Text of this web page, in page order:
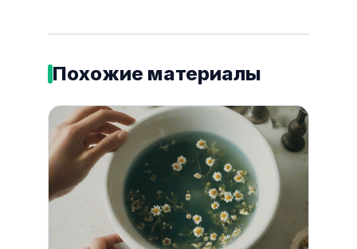
Похожие материалы